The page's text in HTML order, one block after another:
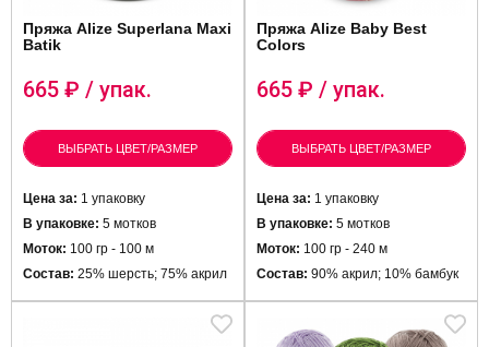
Пряжа Alize Superlana Maxi
Batik
665 ₽ / упак.
ВЫБРАТЬ ЦВЕТ/РАЗМЕР
Цена за: 1 упаковку
В упаковке: 5 мотков
Моток: 100 гр - 100 м
Состав: 25% шерсть; 75% акрил
Пряжа Alize Baby Best
Colors
665 ₽ / упак.
ВЫБРАТЬ ЦВЕТ/РАЗМЕР
Цена за: 1 упаковку
В упаковке: 5 мотков
Моток: 100 гр - 240 м
Состав: 90% акрил; 10% бамбук